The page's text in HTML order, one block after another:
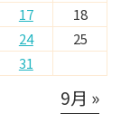
17
18
24
25
31
9月 »